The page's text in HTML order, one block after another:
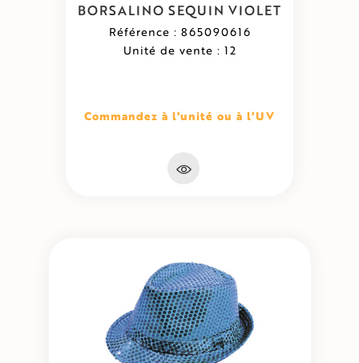
BORSALINO SEQUIN VIOLET
Référence : 865090616
Unité de vente : 12
Commandez à l'unité ou à l'UV